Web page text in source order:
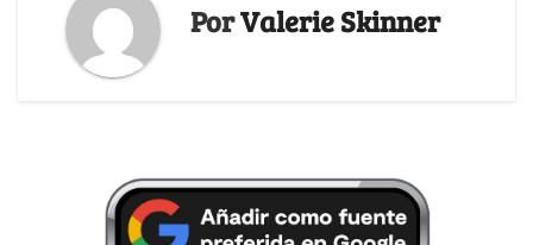
PorValerie Skinner